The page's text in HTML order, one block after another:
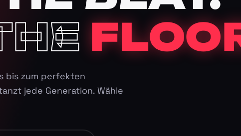
bis zum perfekten
jede Generation. Wähle